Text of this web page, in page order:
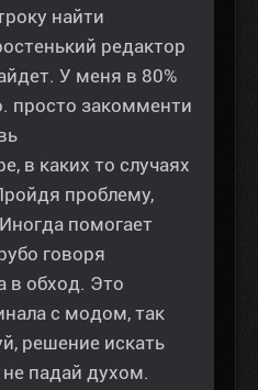
найти
редактор
У меня в 80%
просто закомменти
в каких то случаях
проблему,
помогает
говоря
в обход. Это
с модом, так
решение искать
падай духом.